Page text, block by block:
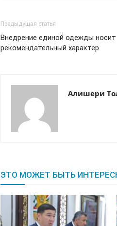
Предыдущая статья
Внедрение единой одежды носит
рекомендательный характер
Алишери
ЭТО МОЖЕТ БЫТЬ